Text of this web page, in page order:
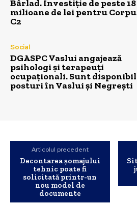
Bârlad. Investiție de peste 18
milioane de lei pentru
C2
Social
DGASPC Vaslui angajează
psihologi și terapeuți
ocupaționali. Sunt
posturi în Vaslui și Negrești
Articolul precedent
Decontarea șomajului
tehnic poate fi
solicitată printr-un
nou model de
documente